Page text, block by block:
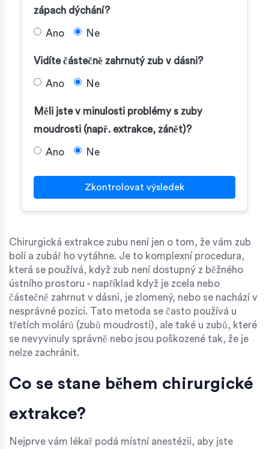
zápach dýchání?
Ano Ne
Vidíte částečně zahrnutý zub v dásni?
Ano Ne
Měli jste v minulosti problémy s zuby
moudrosti (např. extrakce, zánět)?
Ano Ne
Zkontrolovat výsledek
Chirurgická extrakce zubu není jen o tom, že vám zub
bolí a zubář ho vytáhne. Je to komplexní procedura,
která se používá, když zub není dostupný z běžného
ústního prostoru - například když je zcela nebo
částečně zahrnut v dásni, je zlomený, nebo se nachází v
nesprávné pozici. Tato metoda se často používá u
třetích molárů (zubů moudrosti), ale také u zubů, které
se nevyvinuly správně nebo jsou poškozené tak, že je
nelze zachránit.
Co se stane během chirurgické
extrakce?
Nejprve vám lékař podá místní anestézii, aby jste